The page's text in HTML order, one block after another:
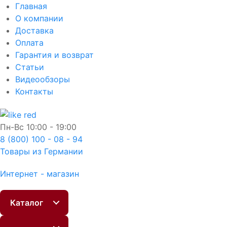
Главная
О компании
Доставка
Оплата
Гарантия и возврат
Статьи
Видеообзоры
Контакты
Пн-Вс 10:00 - 19:00
8 (800) 100 - 08 - 94
Товары из Германии
Интернет - магазин
Каталог